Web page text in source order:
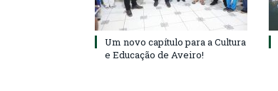
Um novo capítulo para a Cultura
e Educação de Aveiro!